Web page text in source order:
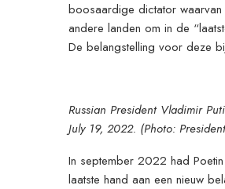
boosaardige dictator
andere landen om in de
De belangstelling voor deze
Russian President Vladimir
July 19, 2022. (Photo:
In september 2022 had
laatste hand aan een nieuw